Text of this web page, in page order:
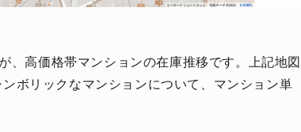
、高価格帯マンションの在庫推移です。上記地図
ボリックなマンションについて、マンション単